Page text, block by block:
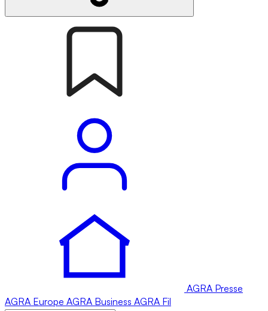
AGRA Presse
AGRA Europe AGRA Business AGRA Fil